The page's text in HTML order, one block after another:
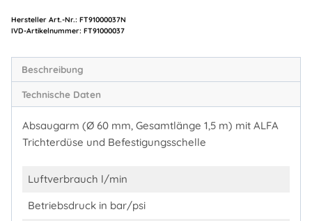
Hersteller Art.-Nr.: FT91000037N
Artikelnummer: FT91000037
Beschreibung
Technische Daten
Absaugarm (Ø 60 mm, Gesamtlänge 1,5 m) mit ALFA
Trichterdüse und Befestigungsschelle
Luftverbrauch l/min
Betriebsdruck in bar/psi